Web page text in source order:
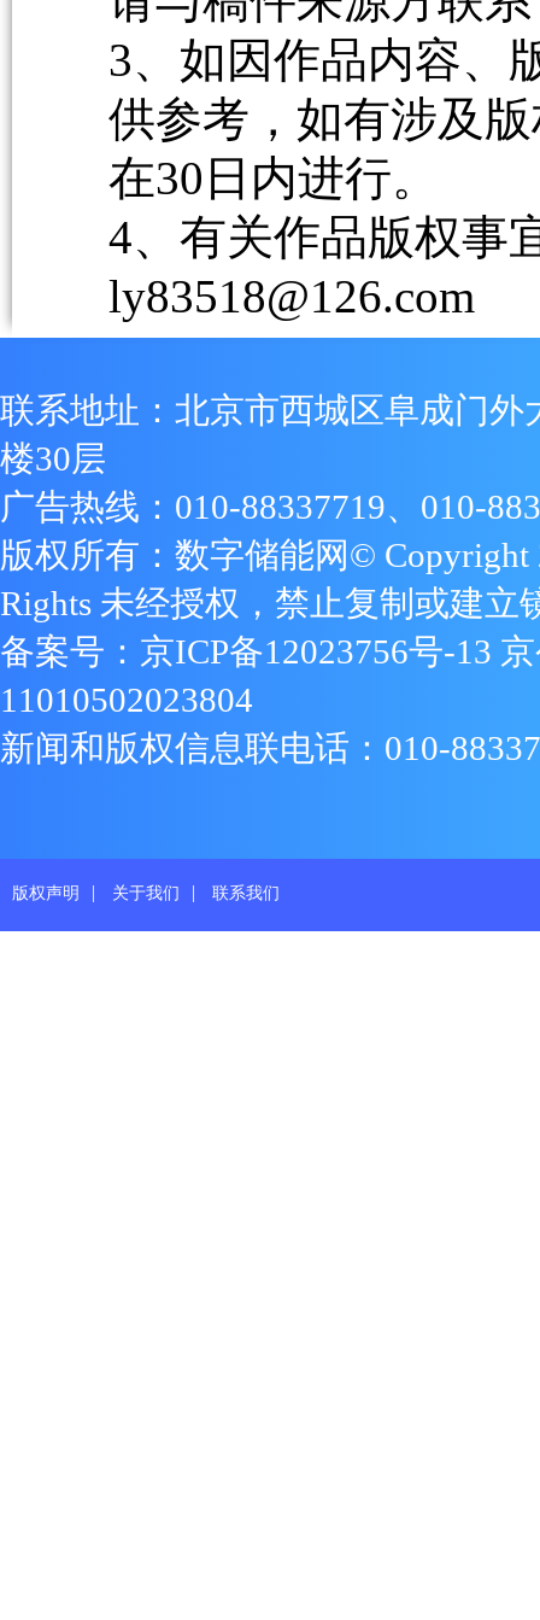
3、如因作品内容、
供参考，如有涉及
在30日内进行。
4、有关作品版权事
ly83518@126.com
联系地址：北京市西城区阜成门外
楼30层
广告热线：010-88337719、010-
版权所有：数字储能网© Copyright
Rights 未经授权，禁止复制或建立
备案号： 京ICP备12023756号-13
11010502023804
新闻和版权信息联电话：010-
版权声明 | 关于我们 | 联系我们